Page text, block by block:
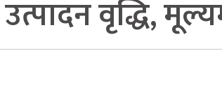
वृद्धि,